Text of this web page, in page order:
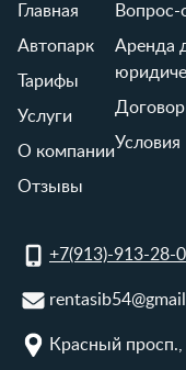
Главная
Автопарк
Тарифы
Услуги
О компании
Отзывы
Вопрос-
Аренда
Условия
+7(913)-913-28-
Красный